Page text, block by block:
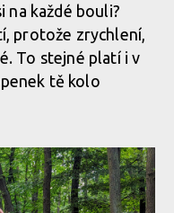
na každé bouli?
protože zrychlení,
To stejné platí i v
tě kolo